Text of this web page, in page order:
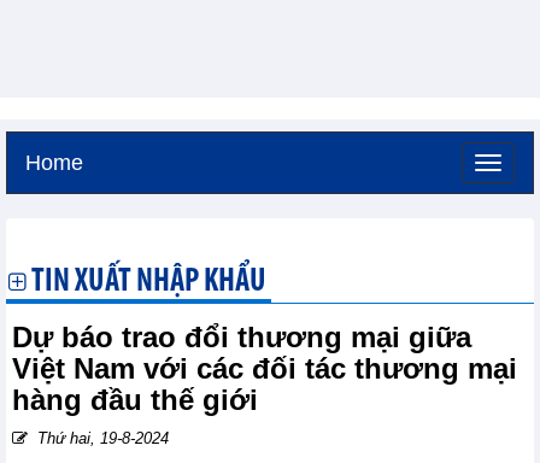
Home
TIN XUẤT NHẬP KHẨU
Dự báo trao đổi thương mại giữa
Việt Nam với các đối tác thương mại
hàng đầu thế giới
Thứ hai, 19-8-2024